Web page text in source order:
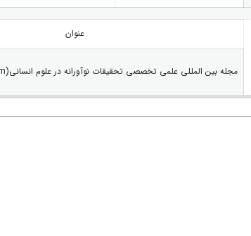
عنوان
مجله بین المللی علمی تخصصی تحقیقات نوآورانه در علوم انسانی(https://ijrh.iloas.com)